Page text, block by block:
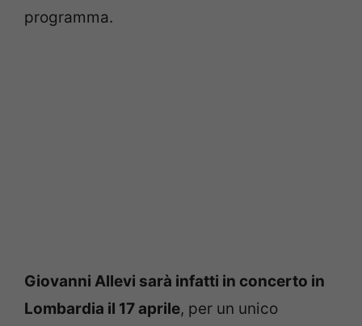
programma.
Giovanni Allevi sarà infatti in concerto in
Lombardia il 17 aprile, per un unico